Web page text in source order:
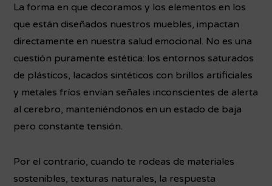
La forma en que decoramos y los elementos en los
que están diseñados nuestros muebles, impactan
directamente en nuestra salud emocional. No es una
cuestión puramente estética: los entornos saturados
de plásticos, lacados sintéticos con brillos artificiales
y metales fríos envían señales inconscientes de alerta
al cerebro, manteniéndonos en un estado de baja
pero constante tensión.
Por el contrario, cuando te rodeas de materiales
sostenibles, texturas naturales, la respuesta